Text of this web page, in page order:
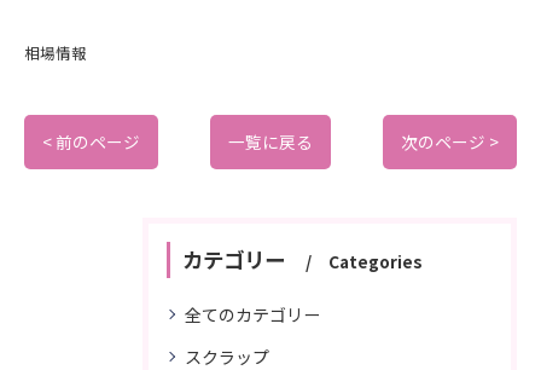
相場情報
< 前のページ 一覧に戻る 次のページ >
カテゴリー Categories
全てのカテゴリー
スクラップ